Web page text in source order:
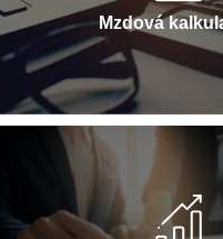
Mzdová